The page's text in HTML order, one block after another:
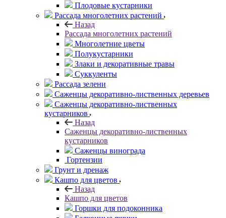
Плодовые кустарники
Рассада многолетних растений
Назад
Рассада многолетних растений
Многолетние цветы
Полукустарники
Злаки и декоративные травы
Суккуленты
Рассада зелени
Саженцы декоративно-лиственных деревьев
Саженцы декоративно-лиственных
кустарников
Назад
Саженцы декоративно-лиственных
кустарников
Саженцы винограда
Гортензии
Грунт и дренаж
Кашпо для цветов
Назад
Кашпо для цветов
Горшки для подоконника